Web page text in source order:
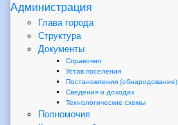
Администрация
Глава города
Структура
Документы
Справочно
Устав поселения
Постановления (обнародование)
Сведения о доходах
Технологические схемы
Полномочия